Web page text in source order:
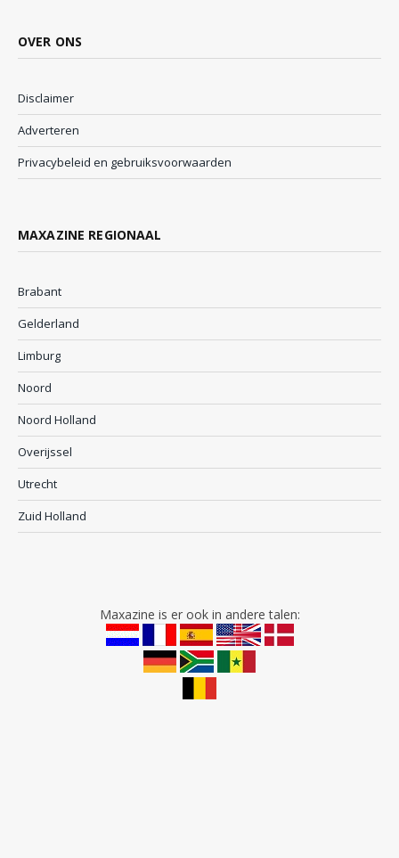
OVER ONS
Disclaimer
Adverteren
Privacybeleid en gebruiksvoorwaarden
MAXAZINE REGIONAAL
Brabant
Gelderland
Limburg
Noord
Noord Holland
Overijssel
Utrecht
Zuid Holland
Maxazine is er ook in andere talen: